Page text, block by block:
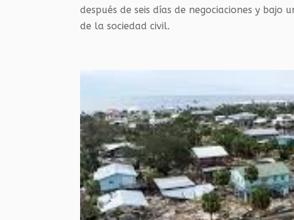
después de seis días de negociaciones y
de la sociedad civil.